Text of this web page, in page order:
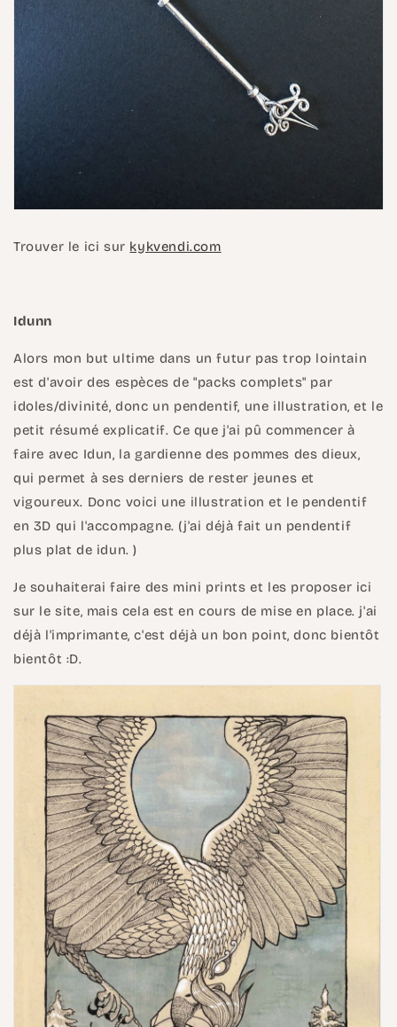
Trouver le ici sur kykvendi.com
Idunn
Alors mon but ultime dans un futur pas trop lointain
est d'avoir des espèces de "packs complets" par
idoles/divinité, donc un pendentif, une illustration, et le
petit résumé explicatif. Ce que j'ai pû commencer à
faire avec Idun, la gardienne des pommes des dieux,
qui permet à ses derniers de rester jeunes et
vigoureux. Donc voici une illustration et le pendentif
en 3D qui l'accompagne. (j'ai déjà fait un pendentif
plus plat de idun. )
Je souhaiterai faire des mini prints et les proposer ici
sur le site, mais cela est en cours de mise en place. j'ai
déjà l'imprimante, c'est déjà un bon point, donc bientôt
bientôt :D.